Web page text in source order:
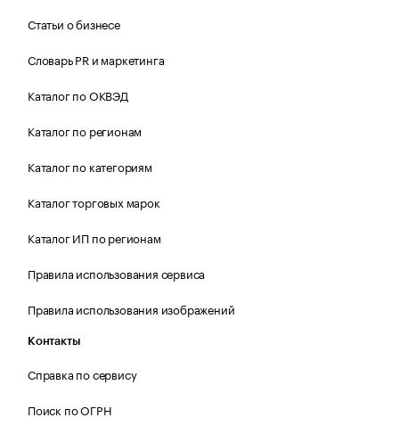
Статьи о бизнесе
Словарь PR и маркетинга
Каталог по ОКВЭД
Каталог по регионам
Каталог по категориям
Каталог торговых марок
Каталог ИП по регионам
Правила использования сервиса
Правила использования изображений
Контакты
Справка по сервису
Поиск по ОГРН